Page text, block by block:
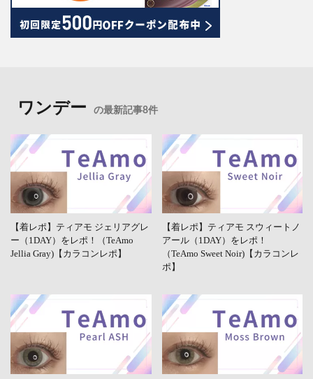
ワンデー の最新記事8件
【着レポ】ティアモ ジェリアグレ
ー（1DAY）をレポ！（TeAmo
Jellia Gray)【カラコンレポ】
【着レポ】ティアモ スウィートノ
アール（1DAY）をレポ！
（TeAmo Sweet Noir)【カラコンレ
ポ】